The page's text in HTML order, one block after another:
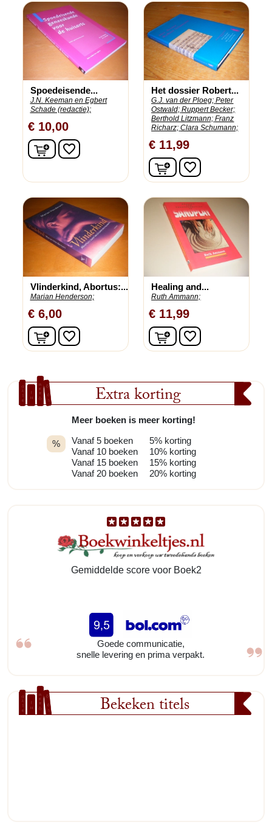
Extra korting
%
Meer boeken is meer korting!
Vanaf 5 boeken
Vanaf 10 boeken
Vanaf 15 boeken
Vanaf 20 boeken
5% korting
10% korting
15% korting
20% korting
Gemiddelde score voor Boek2
Goede communicatie,
snelle levering en prima verpakt.
Bekeken titels
Spoedeisende...
J.N. Keeman en Egbert
Schade (redactie);
€ 10,00
In winkelwagen
favorite_border
Het dossier Robert...
G.J. van der Ploeg; Peter
Ostwald; Ruppert Becker;
Berthold Litzmann; Franz
Richarz; Clara Schumann;
€ 11,99
In winkelwagen
favorite_border
Vlinderkind, Abortus:...
Marian Henderson;
€ 6,00
In winkelwagen
favorite_border
Healing and...
Ruth Ammann;
€ 11,99
In winkelwagen
favorite_border